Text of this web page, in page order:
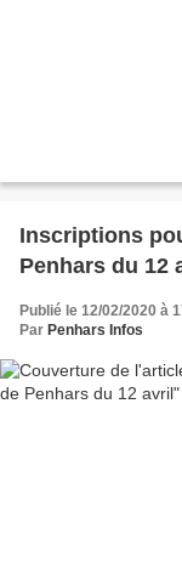
Inscriptions
Penhars du 12
Publié le 12/02/2020 à
Par Penhars Infos